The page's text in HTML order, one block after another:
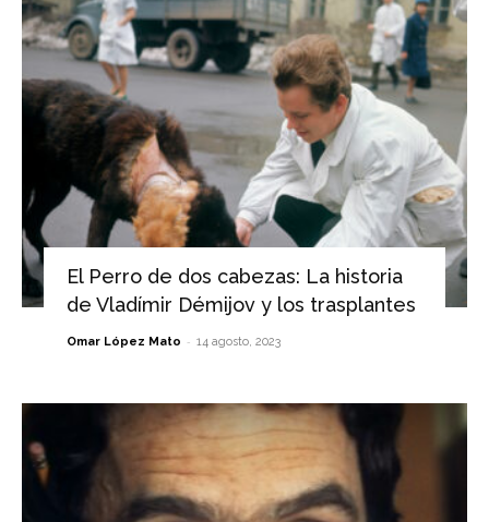
El Perro de dos cabezas: La historia
de Vladímir Démijov y los trasplantes
Omar López Mato - 14 agosto, 2023